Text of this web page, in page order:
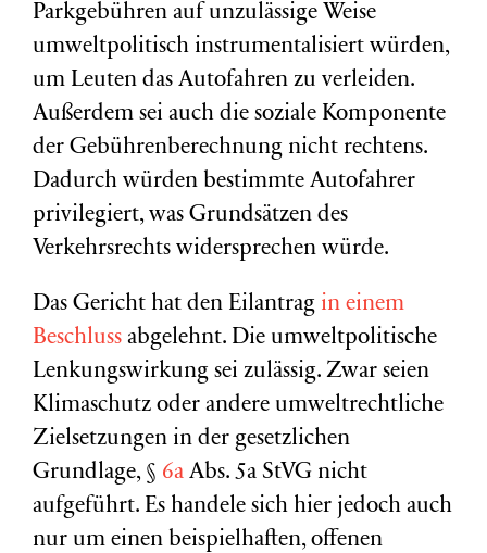
Parkgebühren auf unzulässige Weise
umweltpolitisch instrumentalisiert würden,
um Leuten das Autofahren zu verleiden.
Außerdem sei auch die soziale Komponente
der Gebührenberechnung nicht rechtens.
Dadurch würden bestimmte Autofahrer
privilegiert, was Grundsätzen des
Verkehrsrechts widersprechen würde.
Das Gericht hat den Eilantrag in einem
Beschluss abgelehnt. Die umweltpolitische
Lenkungswirkung sei zulässig. Zwar seien
Klimaschutz oder andere umweltrechtliche
Zielsetzungen in der gesetzlichen
Grundlage, § 6a Abs. 5a StVG nicht
aufgeführt. Es handele sich hier jedoch auch
nur um einen beispielhaften, offenen